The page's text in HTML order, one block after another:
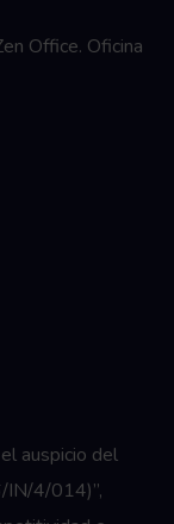
Office. Oficina
auspicio del
IN/4/014)”,